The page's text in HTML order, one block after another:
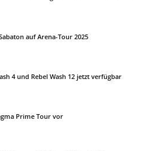
auf Arena-Tour 2025
4 und Rebel Wash 12 jetzt verfügbar
Prime Tour vor